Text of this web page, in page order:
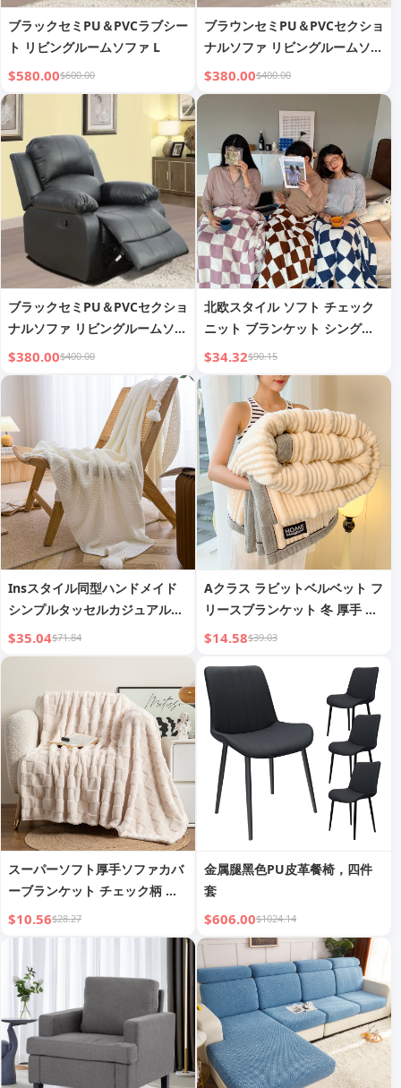
ブラックセミPU＆PVCラブシー
ト リビングルームソファ L
$580.00$600.00
ブラウンセミPU＆PVCセクショ
ナルソファ リビングルームソフ
ァ C
$380.00$400.00
ブラックセミPU＆PVCセクショ
ナルソファ リビングルームソフ
ァ C
$380.00$400.00
北欧スタイル ソフト チェック
ニット ブランケット シングル
ソファカバー ブランケット 薄
手 エアコンブランケット 昼寝
小さなブランケット
$34.32$90.15
Insスタイル同型ハンドメイド
シンプルタッセルカジュアル昼
寝オフィスソファブランケット
ベッドランナーテールスカーフ
$35.04$71.84
Aクラス ラビットベルベット フ
リースブランケット 冬 厚手 コ
ーラルベルベット ブランケット
ィス ソファ 車 ダブルレイヤー
ブランケット
$14.58$39.03
スーパーソフト厚手ソファカバ
ーブランケット チェック柄 小
さめブランケット タフタベルベ
ット シュミアンロン ジャカー
ドナップ ワッフルブランケット
$10.56$28.27
金属腿黑色PU皮革餐椅，四件
套
$606.00$1024.14